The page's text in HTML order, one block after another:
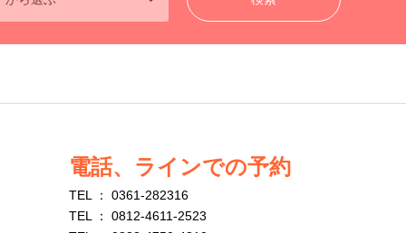
電話、ラインでの予約
TEL ： 0361-282316
TEL ： 0812-4611-2523